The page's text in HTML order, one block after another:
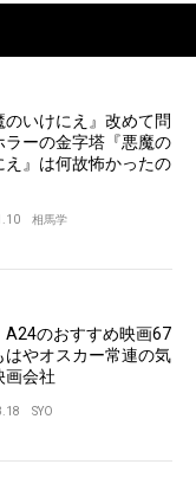
のいけにえ』改めて問
ラーの金字塔『悪魔の
え』は何故怖かったの
相馬学
A24のおすすめ映画67
はやオスカー常連の気
画会社
SYO